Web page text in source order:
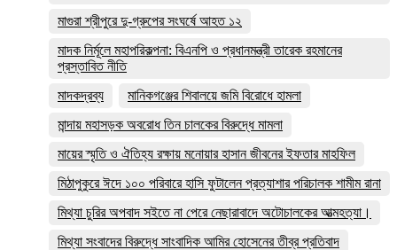
মাগুরা শ্রীপুরে দু-গ্রুপের সংঘর্ষে আহত ১২
মাদক নির্মূলে মহাপরিকল্পনা: বিএনপি ও প্রধানমন্ত্রী তারেক রহমানের
প্রস্তাবিত নীতি
মাদকদ্রব্য
মানিকগঞ্জের শিবালয়ে জমি বিরোধে হামলা
মান্দায় মহাসড়ক অবরোধ তিন চালকের বিরুদ্ধে মামলা
মায়ের স্মৃতি ও ঐতিহ্য রক্ষায় মনোয়ার হাসান জীবনের ইফতার মাহফিল
মিঠাপুকুরে ঈদে ১০০ পরিবারে হাসি ফুটালেন প্রত্যাশার পরিচালক শামীম রানা
মিথ্যা চুরির অপবাদ সইতে না পেরে নেছারাবাদে অটোচালকের আত্মহত্যা।
মিথ্যা সংবাদের বিরুদ্ধে সাংবাদিক আমির হোসেনের তীব্র প্রতিবাদ